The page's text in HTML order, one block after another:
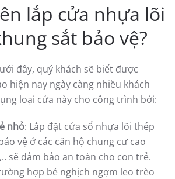
lắp cửa nhựa lõi
sắt bảo vệ?
đây, quý khách sẽ biết được
hiện nay ngày càng nhiều khách
loại cửa này cho công trình bởi:
nhỏ: Lắp đặt cửa sổ nhựa lõi thép
vệ ở các căn hộ chung cư cao
sẽ đảm bảo an toàn cho con trẻ.
hợp bé nghịch ngợm leo trèo